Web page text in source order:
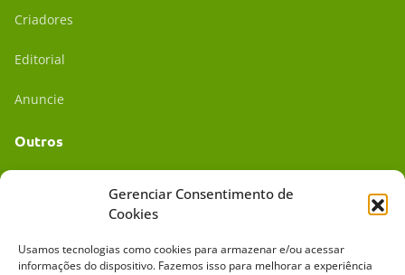
Gerenciar Consentimento de
Cookies
Usamos tecnologias como cookies para armazenar e/ou acessar
informações do dispositivo. Fazemos isso para melhorar a experiência
Criadores
Editorial
Anuncie
Outros
Mídia Kit